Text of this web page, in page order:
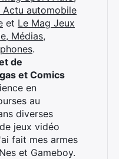
Actu automobile
et Le Mag Jeux
Médias,
.
de
et Comics
en
au
diverses
jeux vidéo
fait mes armes
et Gameboy.